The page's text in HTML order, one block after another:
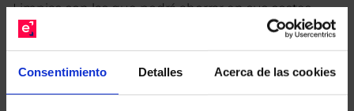
Consentimiento Detalles Acerca de las cookies
Limpias con las que podrá ahorrar en sus costes.